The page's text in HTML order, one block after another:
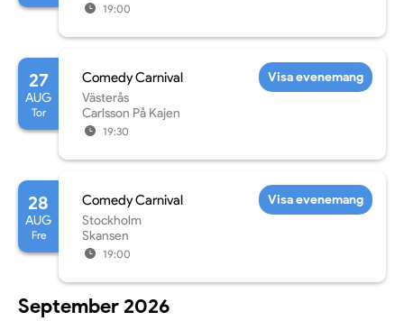
19:00
27
AUG
Tor
Comedy Carnival
Västerås
Carlsson På Kajen
19:30
Visa evenemang
28
AUG
Fre
Comedy Carnival
Stockholm
Skansen
19:00
Visa evenemang
September 2026